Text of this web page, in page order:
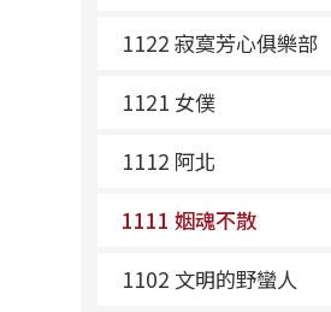
1122 寂寞芳心俱樂部
1121 女僕
1112 阿北
1111 姻魂不散
1102 文明的野蠻人